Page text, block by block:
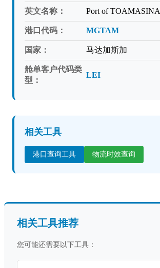
英文名称： Port of TOAMASINA
港口代码： MGTAM
国家： 马达加斯加
舱单客户代码类
型：
LEI
相关工具
港口查询工具 物流时效查询
相关工具推荐
您可能还需要以下工具：